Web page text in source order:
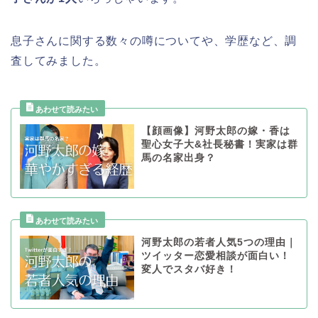
息子さんに関する数々の噂についてや、学歴など、調
査してみました。
【顔画像】河野太郎の嫁・香は
聖心女子大&社長秘書！実家は群
馬の名家出身？
河野太郎の若者人気5つの理由｜
ツイッター恋愛相談が面白い！
変人でスタバ好き！